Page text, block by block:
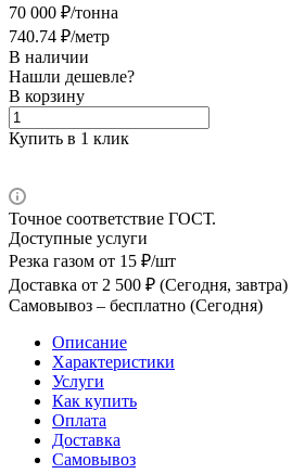
70 000 ₽/тонна
740.74 ₽/метр
В наличии
Нашли дешевле?
В корзину
Купить в 1 клик
Точное соответствие ГОСТ.
Доступные услуги
Резка газом от 15 ₽/шт
Доставка от 2 500 ₽ (Сегодня, завтра)
Самовывоз – бесплатно (Сегодня)
Описание
Характеристики
Услуги
Как купить
Оплата
Доставка
Самовывоз